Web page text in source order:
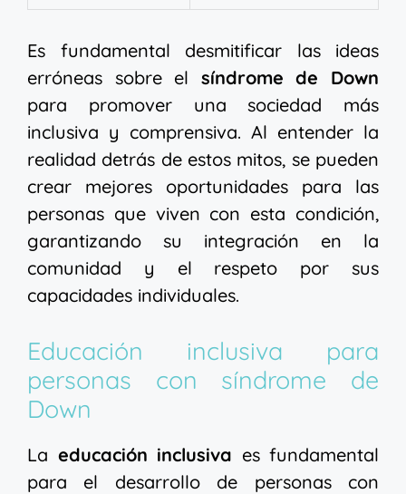
Es fundamental desmitificar las ideas
erróneas sobre el síndrome de Down
para promover una sociedad más
inclusiva y comprensiva. Al entender la
realidad detrás de estos mitos, se pueden
crear mejores oportunidades para las
personas que viven con esta condición,
garantizando su integración en la
comunidad y el respeto por sus
capacidades individuales.
Educación inclusiva para
personas con síndrome de
Down
La educación inclusiva es fundamental
para el desarrollo de personas con